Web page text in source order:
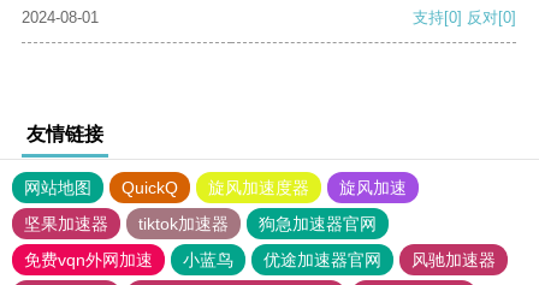
2024-08-01
支持[0] 反对[0]
友情链接
网站地图 QuickQ 旋风加速度器
旋风加速
坚果加速器
tiktok加速器
狗急加速器官网
免费vqn外网加速
小蓝鸟 优途加速器官网
风驰加速器